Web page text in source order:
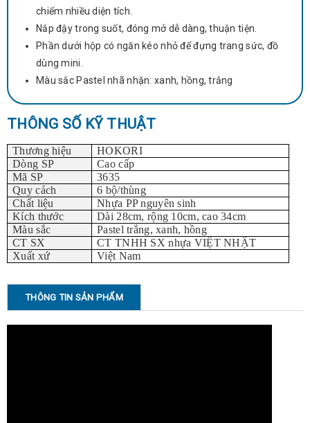
chiếm nhiều diện tích.
Nắp đậy trong suốt, đóng mở dễ dàng, thuận tiện.
Phần dưới hộp có ngăn kéo nhỏ để đựng trang sức, đồ
dùng mini.
Màu sắc Pastel nhã nhặn: xanh, hồng, trắng
THÔNG SỐ KỸ THUẬT
Thương hiệu
HOKORI
Dòng SP
Cao cấp
Mã SP
3635
Quy cách
6 bộ/thùng
Chất liệu
Nhựa PP nguyên sinh
Kích thước
Dài 28cm, rộng 10cm, cao 34cm
Màu sắc
Pastel trắng, xanh, hồng
CT SX
CT TNHH SX nhựa VIỆT NHẬT
Xuất xứ
Việt Nam
THÔNG TIN SẢN PHẨM